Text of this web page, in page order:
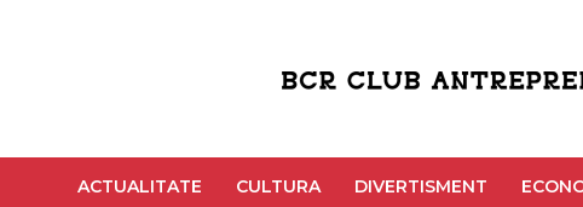
ACTUALITATE CULTURA DIVERTISMENT